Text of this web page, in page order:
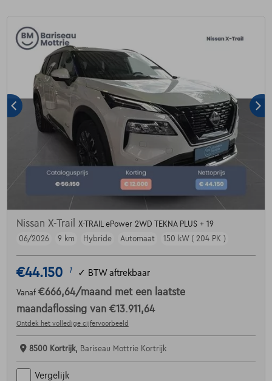
Nissan X-Trail
X-TRAIL ePower 2WD TEKNA PLUS + 19
06/2026
9 km Hybride Automaat 150 kW ( 204 PK )
€44.150 1 ✓ BTW aftrekbaar
Vanaf €666,64/maand met een laatste
maandaflossing van €13.911,64
Ontdek het volledige cijfervoorbeeld
8500 Kortrijk, Bariseau Mottrie Kortrijk
Vergelijk